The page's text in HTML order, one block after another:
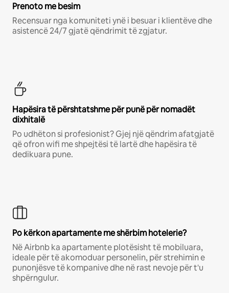
Prenoto me besim
Recensuar nga komuniteti ynë i besuar i klientëve dhe
asistencë 24/7 gjatë qëndrimit të zgjatur.
Hapësira të përshtatshme për punë për nomadët
dixhitalë
Po udhëton si profesionist? Gjej një qëndrim afatgjatë
që ofron wifi me shpejtësi të lartë dhe hapësira të
dedikuara pune.
Po kërkon apartamente me shërbim hotelerie?
Në Airbnb ka apartamente plotësisht të mobiluara,
ideale për të akomoduar personelin, për strehimin e
punonjësve të kompanive dhe në rast nevoje për t'u
shpërngulur.